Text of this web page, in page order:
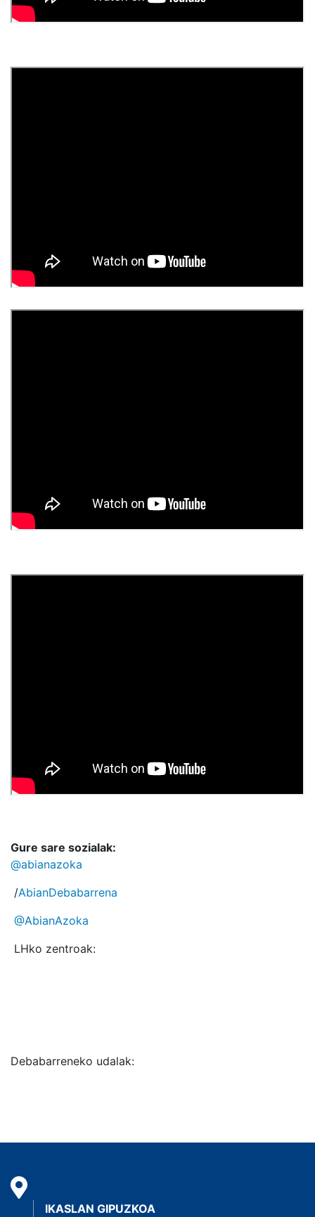
Gure sare sozialak:
@abianazoka
/AbianDebabarrena
@AbianAzoka
LHko zentroak:
Debabarreneko udalak:
IKASLAN GIPUZKOA